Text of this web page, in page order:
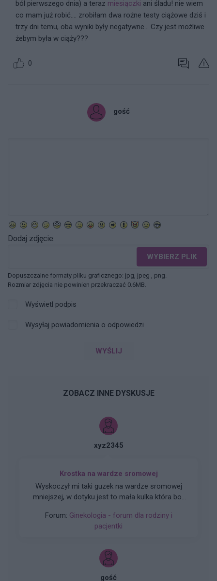
ból pierwszego dnia) a teraz miesiączki ani śladu! nie wiem
co mam już robić.... zrobiłam dwa rożne testy ciążowe dziś i
trzy dni temu, oba wyniki były negatywne... Czy jest możliwe
żebym była w ciąży???
0
gość
Dodaj zdjęcie:
WYBIERZ PLIK
Dopuszczalne formaty pliku graficznego: jpg, jpeg , png.
Rozmiar zdjęcia nie powinien przekraczać 0.6MB.
Wyświetl podpis
Wysyłaj powiadomienia o odpowiedzi
WYŚLIJ
ZOBACZ INNE DYSKUSJE
xyz2345
Krostka na wardze sromowej
Wyskoczył mi taki guzek na wardze sromowej
mniejszej, w dotyku jest to mała kulka która boli
wygląda?
Forum: Ginekologia - forum dla rodziny i
pacjentki
gość